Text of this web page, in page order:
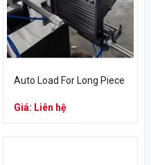
Auto Load For Long Piece
Giá: Liên hệ